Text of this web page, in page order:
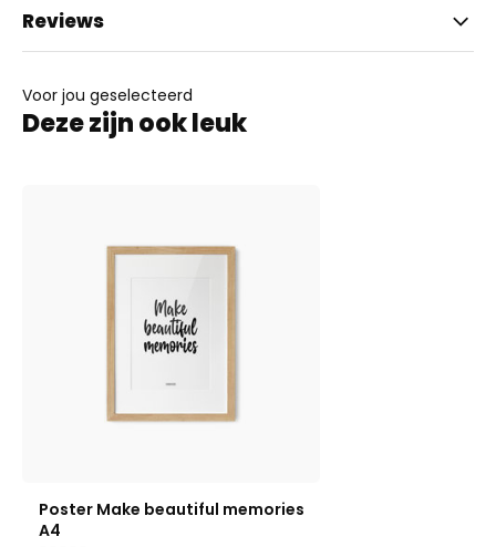
Reviews
Voor jou geselecteerd
Deze zijn ook leuk
Poster Make beautiful memories
A4